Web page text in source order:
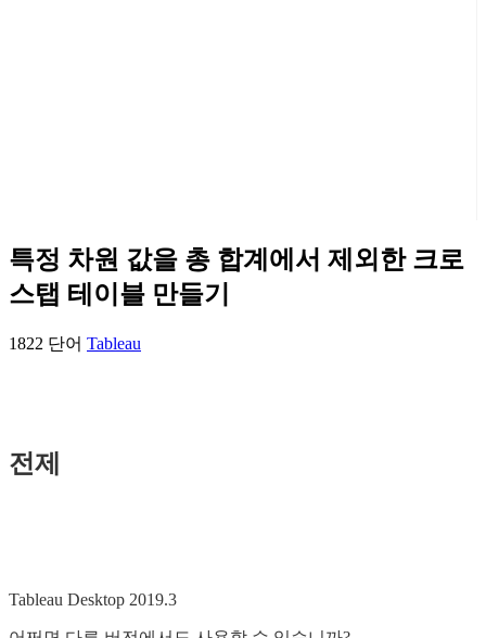
특정 차원 값을 총 합계에서 제외한 크로
스탭 테이블 만들기
1822 단어 Tableau
전제
Tableau Desktop 2019.3